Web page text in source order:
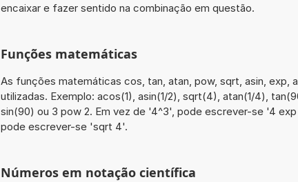
encaixar e fazer sentido na combinação em questão.
Funções matemáticas
As funções matemáticas cos, tan, atan, pow, sqrt, asin, exp,
utilizadas. Exemplo: acos(1), asin(1/2), sqrt(4), atan(1/4),
sin(90) ou 3 pow 2. Em vez de '4^3', pode escrever-se '4
pode escrever-se 'sqrt 4'.
Números em notação científica